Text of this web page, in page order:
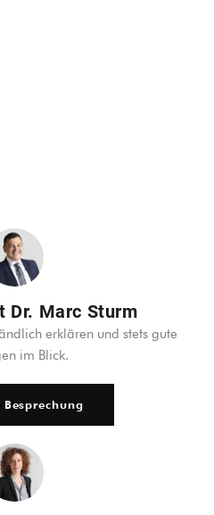
Dr. Marc Sturm
erklären und stets gute
im Blick.